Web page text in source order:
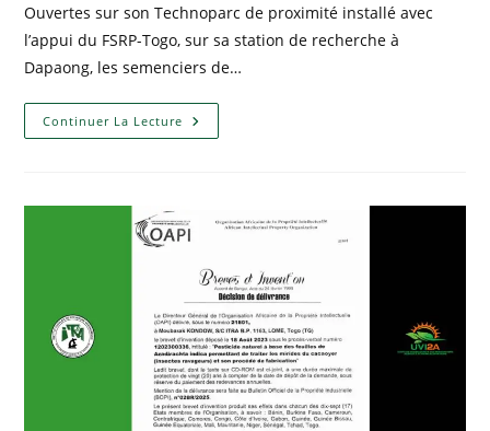
Ouvertes sur son Technoparc de proximité installé avec
l’appui du FSRP-Togo, sur sa station de recherche à
Dapaong, les semenciers de…
Continuer La Lecture